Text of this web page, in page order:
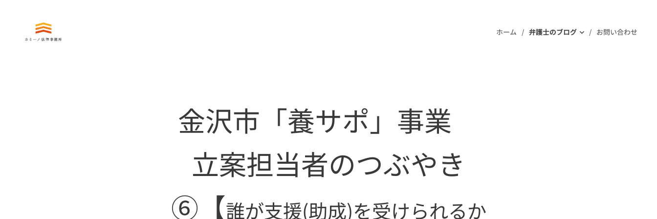
ホーム 弁護士のブログ お問い合わせ
金沢市「養サポ」事業
立案担当者のつぶやき
⑥【誰が支援(助成)を受けられるか